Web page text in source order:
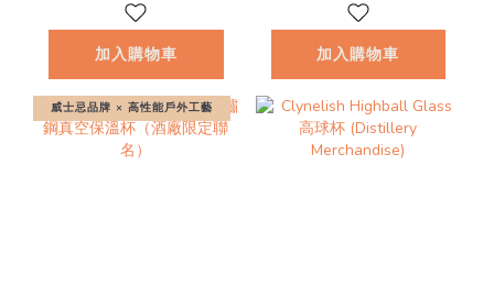
加入購物車 加入購物車
威士忌品牌 × 高性能戶外工藝